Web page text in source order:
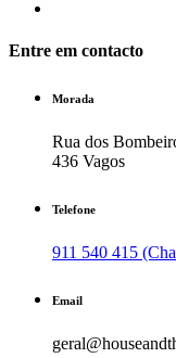
Entre em contacto
Morada
Rua dos
436 Vagos
Telefone
911 540 415
Email